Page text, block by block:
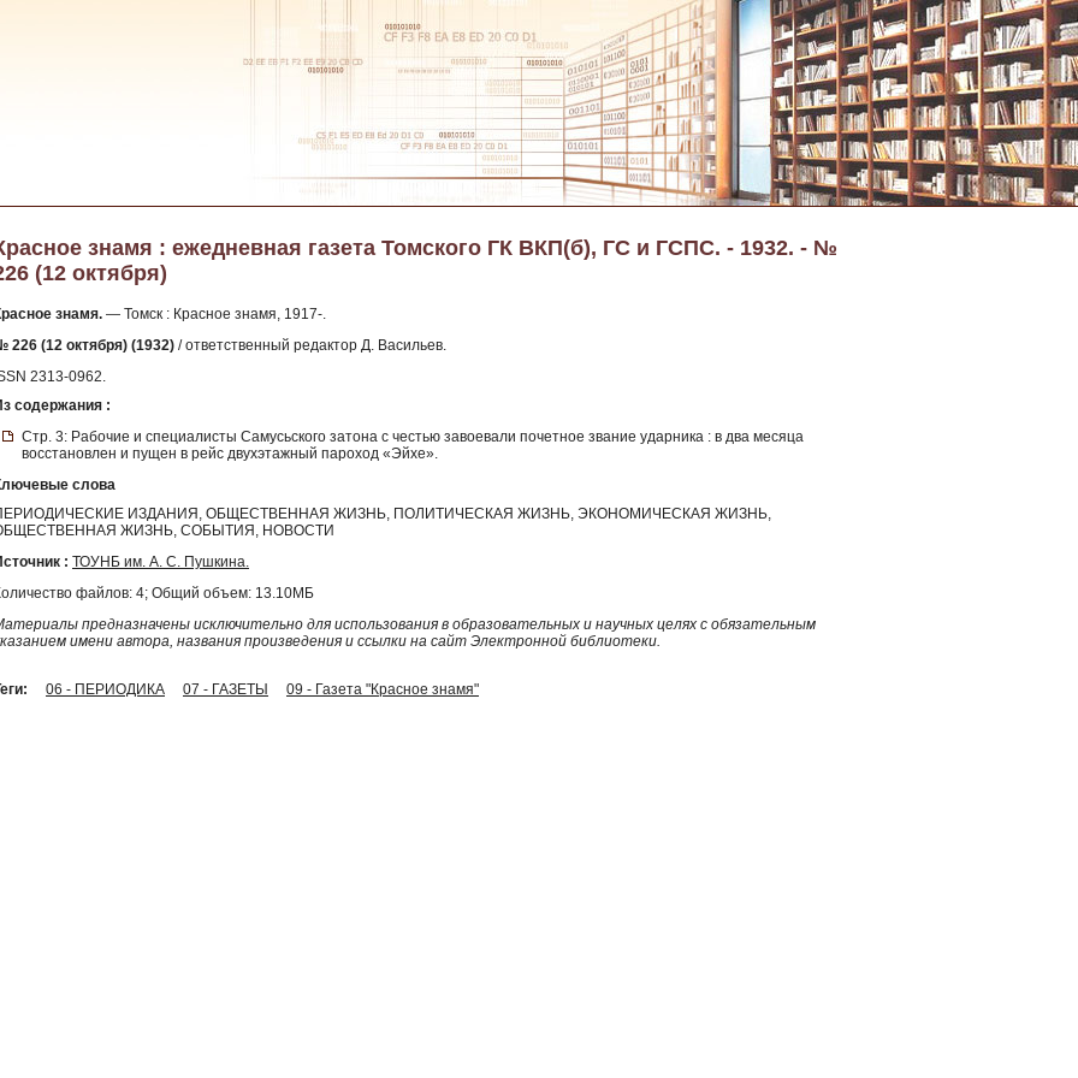
знамя : ежедневная газета Томского ГК ВКП(б), ГС и ГСПС. - 1932. - №
(12 октября)
знамя. — Томск : Красное знамя, 1917-.
226 (12 октября) (1932) / ответственный редактор Д. Васильев.
2313-0962.
содержания :
Стр. 3: Рабочие и специалисты Самусьского затона с честью завоевали почетное звание ударника : в два месяца
восстановлен и пущен в рейс двухэтажный пароход «Эйхе».
слова
ИЗДАНИЯ, ОБЩЕСТВЕННАЯ ЖИЗНЬ, ПОЛИТИЧЕСКАЯ ЖИЗНЬ, ЭКОНОМИЧЕСКАЯ ЖИЗНЬ,
ЖИЗНЬ, СОБЫТИЯ, НОВОСТИ
: ТОУНБ им. А. С. Пушкина.
файлов: 4; Общий объем: 13.10МБ
предназначены исключительно для использования в образовательных и научных целях с обязательным
имени автора, названия произведения и ссылки на сайт Электронной библиотеки.
06 - ПЕРИОДИКА 07 - ГАЗЕТЫ 09 - Газета "Красное знамя"